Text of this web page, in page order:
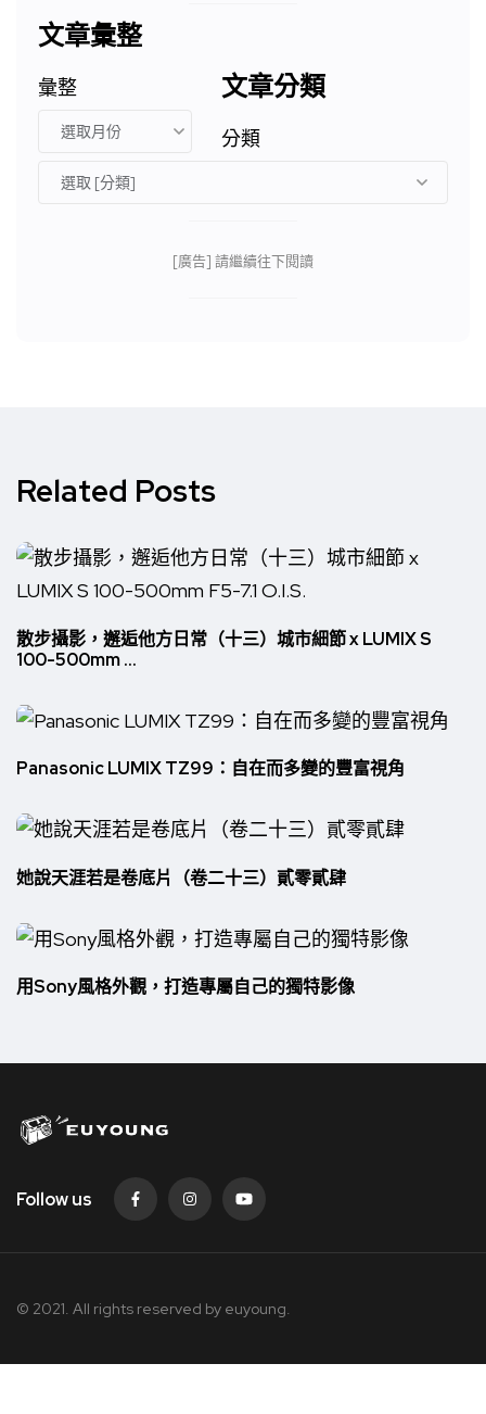
文章彙整
彙整 文章分類
分類
[廣告] 請繼續往下閱讀
Related Posts
散步攝影，邂逅他方日常（十三）城市細節 x LUMIX S
100-500mm ...
Panasonic LUMIX TZ99：自在而多變的豐富視角
她說天涯若是卷底片（卷二十三）貳零貳肆
用Sony風格外觀，打造專屬自己的獨特影像
Follow us
© 2021. All rights reserved by euyoung.